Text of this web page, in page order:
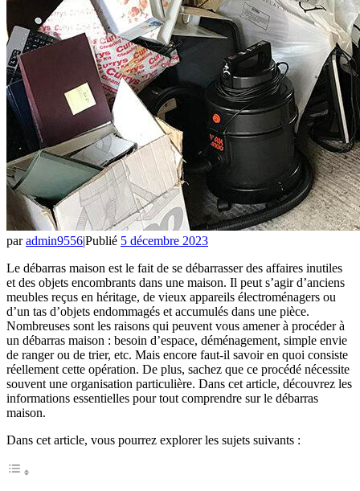
paradmin9556|Publié 5 décembre 2023
Le débarras maison est le fait de se débarrasser des affaires inutiles
et des objets encombrants dans une maison. Il peut s’agir d’anciens
meubles reçus en héritage, de vieux appareils électroménagers ou
d’un tas d’objets endommagés et accumulés dans une pièce.
Nombreuses sont les raisons qui peuvent vous amener à procéder à
un débarras maison : besoin d’espace, déménagement, simple envie
de ranger ou de trier, etc. Mais encore faut-il savoir en quoi consiste
réellement cette opération. De plus, sachez que ce procédé nécessite
souvent une organisation particulière. Dans cet article, découvrez les
informations essentielles pour tout comprendre sur le débarras
maison.
Dans cet article, vous pourrez explorer les sujets suivants :